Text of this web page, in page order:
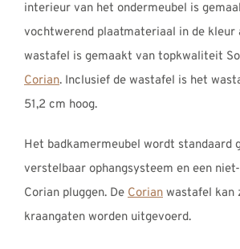
interieur van het ondermeubel is
vochtwerend plaatmateriaal in de kleur
wastafel is gemaakt van topkwaliteit
Corian. Inclusief de wastafel is het
51,2 cm hoog.
Het badkamermeubel wordt standaard
verstelbaar ophangsysteem en een
Corian pluggen. De Corian wastafel kan
kraangaten worden uitgevoerd.